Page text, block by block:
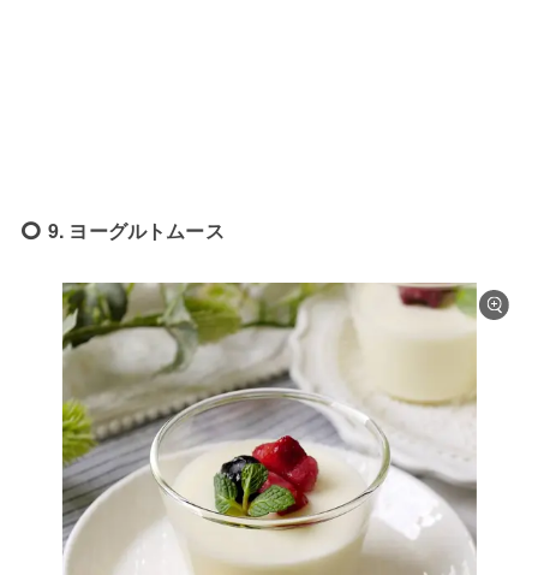
9. ヨーグルトムース